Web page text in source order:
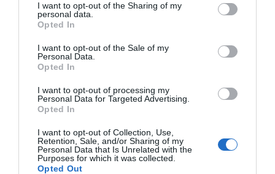
I want to opt-out of the Sharing of my
personal data.
Opted In
I want to opt-out of the Sale of my
Personal Data.
Opted In
I want to opt-out of processing my
Personal Data for Targeted Advertising.
Opted In
I want to opt-out of Collection, Use,
Retention, Sale, and/or Sharing of my
Personal Data that Is Unrelated with the
Purposes for which it was collected.
Opted Out